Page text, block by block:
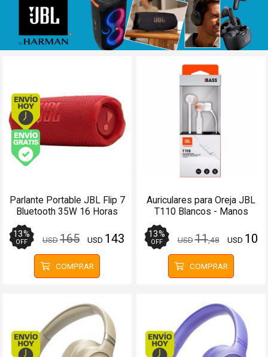
Envío hoy. Comprando antes de 13Hs.
Parlante Portable JBL Flip 7
Bluetooth 35W 16 Horas
13%
OFF USD165 USD 143
COMPRAR
Auriculares para Oreja JBL
T110 Blancos - Manos
13%
OFF USD11,48 USD 10
COMPRAR
Envío hoy. Comprando antes de 13Hs. Envío hoy.